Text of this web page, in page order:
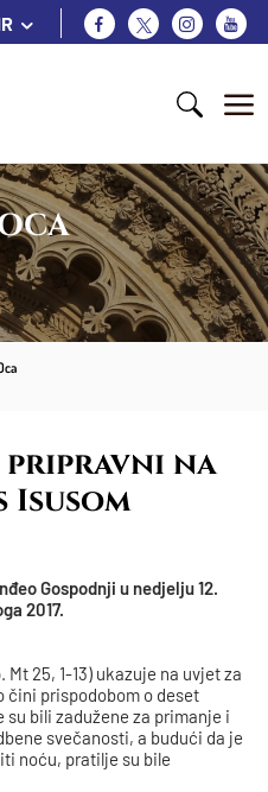
na
Isusom
Gospodnji u nedjelju 12.
2017.
25, 1-13) ukazuje na uvjet za
čini prispodobom o deset
bili zadužene za primanje i
svečanosti, a budući da je
noću, pratilje su bile